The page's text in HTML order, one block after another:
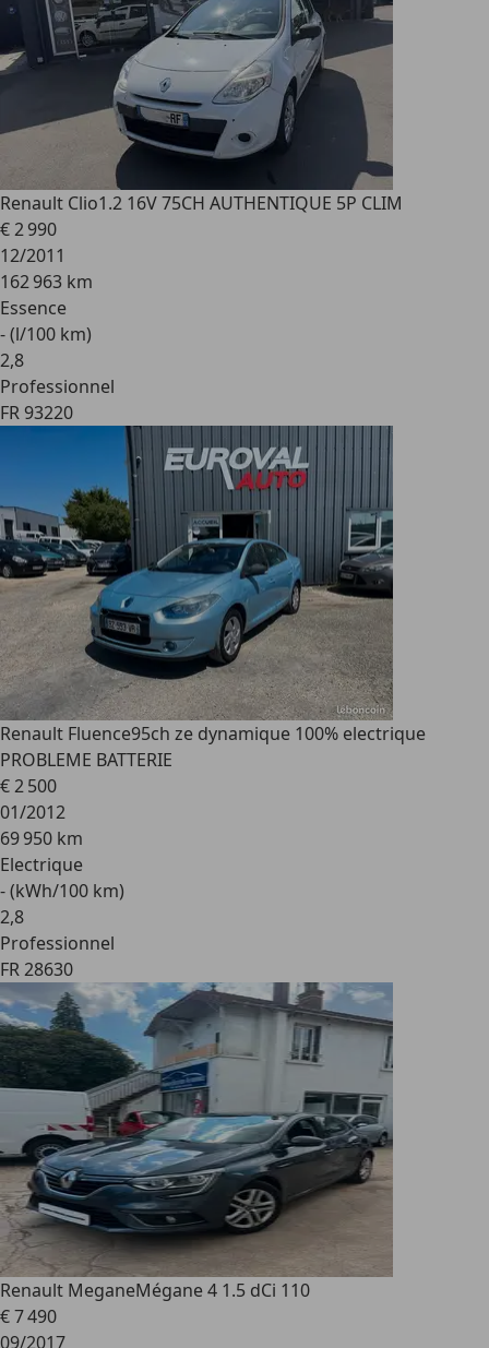
Renault Clio1.2 16V 75CH AUTHENTIQUE 5P CLIM
€ 2 990
12/2011
162 963 km
Essence
- (l/100 km)
2,8
Professionnel
FR 93220
Renault Fluence95ch ze dynamique 100% electrique
PROBLEME BATTERIE
€ 2 500
01/2012
69 950 km
Electrique
- (kWh/100 km)
2,8
Professionnel
FR 28630
Renault MeganeMégane 4 1.5 dCi 110
€ 7 490
09/2017